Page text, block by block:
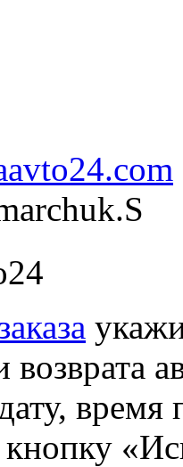
время